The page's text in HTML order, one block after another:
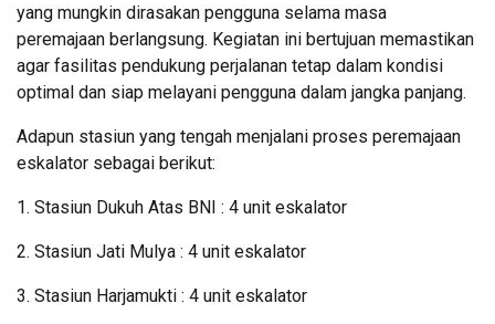
yang mungkin dirasakan pengguna selama masa
peremajaan berlangsung. Kegiatan ini bertujuan memastikan
agar fasilitas pendukung perjalanan tetap dalam kondisi
optimal dan siap melayani pengguna dalam jangka panjang.
Adapun stasiun yang tengah menjalani proses peremajaan
eskalator sebagai berikut:
1. Stasiun Dukuh Atas BNI : 4 unit eskalator
2. Stasiun Jati Mulya : 4 unit eskalator
3. Stasiun Harjamukti : 4 unit eskalator